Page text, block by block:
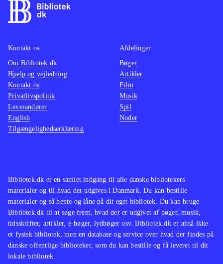
Bibliotek.dk er en samlet indgang til alle danske bibliotekers
materialer og til hvad der udgives i Danmark. Du kan bestille
materialer og så hente og låne på dit eget bibliotek. Du kan bruge
Bibliotek.dk til at søge frem, hvad der er udgivet af bøger, musik,
tidsskrifter, artikler, e-bøger, lydbøger osv. Bibliotek.dk er altså ikke
et fysisk bibliotek, men en database og service over hvad der findes på
danske offentlige biblioteker, som du kan bestille og få leveret til dit
lokale bibliotek.
Kontakt os
Om Bibliotek.dk
Hjælp og vejledning
Kontakt os
Privatlivspolitik
Leverandører
English
Tilgængelighedserklæring
Afdelinger
Bøger
Artikler
Film
Musik
Spil
Noder